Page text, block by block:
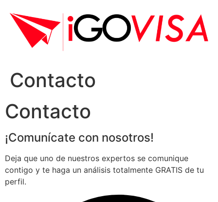
contenido
Contacto
Contacto
¡Comunícate con nosotros!
Deja que uno de nuestros expertos se comunique
contigo y te haga un análisis totalmente GRATIS de tu
perfil.